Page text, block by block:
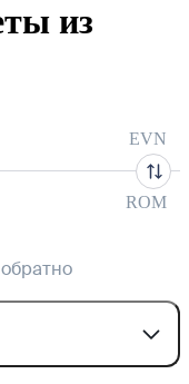
из
EVN
ROM